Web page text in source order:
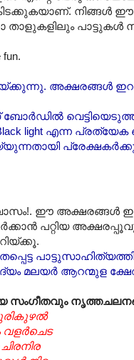
താളുകളിലും പാട്ടുകൾ
അക്ഷരങ്ങൾ
വെട്ടിയെടുത്ത
Black light എന്ന
ഈ അക്ഷരങ്ങൾ
പറ്റിയ
മലയർ ആറന്മുള
സംഗീതവും
വളർചെട